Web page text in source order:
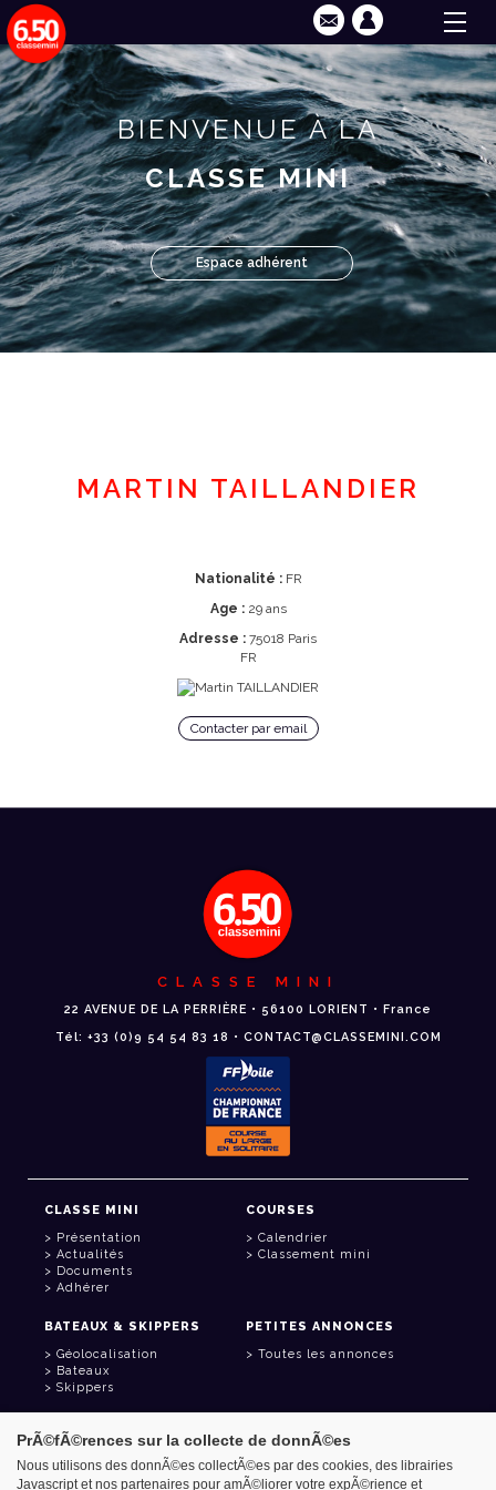
BIENVENUE À LA
CLASSE MINI
Espace adhérent
MARTIN TAILLANDIER
Nationalité :FR
Age :29 ans
Adresse : 75018 Paris
FR
Contacter par email
CLASSE MINI
22 AVENUE DE LA PERRIÈRE • 56100 LORIENT • France
Tél: +33 (0)9 54 54 83 18 • CONTACT@CLASSEMINI.COM
CLASSE MINI
Présentation
Actualités
Documents
Adhérer
COURSES
Calendrier
Classement mini
BATEAUX & SKIPPERS
Géolocalisation
Bateaux
Skippers
PETITES ANNONCES
Toutes les annonces
Espace adhérent
Contact
PrÃ©fÃ©rences sur la collecte de donnÃ©es
Nous utilisons des donnÃ©es collectÃ©es par des cookies, des librairies
Javascript et nos partenaires pour amÃ©liorer votre expÃ©rience et